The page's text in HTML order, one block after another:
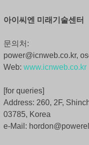
아이씨엔 미래기술센터
문의처:
power@icnweb.co.kr,
Web: www.icnweb.co.kr
[for queries]
Address: 260, 2F,
03785, Korea
e-Mail: